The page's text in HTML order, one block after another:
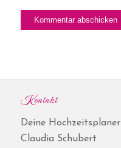
Kontakt
Deine Hochzeitsplaner
Claudia Schubert